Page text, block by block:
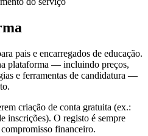
pais e encarregados de educação.
plataforma — incluindo preços,
e ferramentas de candidatura —
criação de conta gratuita (ex.:
inscrições). O registo é sempre
financeiro.